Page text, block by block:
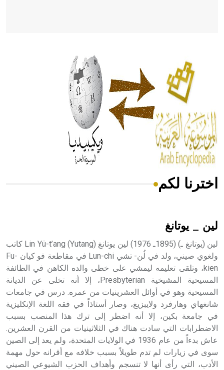
الحكم، الأدلة، تنظيم التغذية، ورسالته في جروح الرأس. ويعود
له الفضل بأنه حرر الطب من الدين والفلسفة.
- هل تعلم أن المرجان إفراز حيواني يتكون في البحر ويتركب
من مادة كربونات الكلسيوم، وهو أحمر أو شديد الحمرة وهو
أجود أنواعه، ويمتاز بكبر الحجم ويسمى الش
هل تعلم أن الأبسيد كلمة فرنسية اللفظ تم اعتمادها مصطلحاً
- هل تعلم أن أبجر Abgar اسم معروف جيداً يعود إلى عدد من
الملوك الذين حكموا مدينة إديسا (الرها) من أبجر الأول وحتى
التاسع، وهم ينتسبون إلى أسرة أوسروين
- هل تعلم أن الأبجدية الكنعانية تتألف من /22/ علامة كتابية
sign تكتب منفصلة غير متصلة، وتعتمد المبدأ الأكوروفوني،
حيث تقتصر القيمة الصوتية للعلامة الك
اخترنا لكم
لين _ يوتانغ
لين (يوتانغ ـ) (1895ـ 1976) لين يوتانغ Lin Yü-t’ang (Yutang) كاتب
ولغوي صيني، ولد في لُن- تشي Lun-chi في مقاطعة فو كيان Fu-
kien، وتلقى تعليمه ليمشي على خطى والده الكاهن في الطائفة
المسيحية المشيخية Presbyterian، إلا أنه تخلى عن الديانة
المسيحية وهو في أوائل العشرينيات من عمره. درس في جامعات
شانغهاي وهارفرد ولايبزيغ، وصار أستاذاً في فقه اللغة الإنكليزية
في جامعة بكين، إلا أنه اضطر إلى ترك هذا المنصب بسبب
الاضطرابات التي سادت هناك في الثلاثينيات من القرن العشرين.
عاش بدءاً من عام 1936 في الولايات المتحدة، ولم يعد إلى الصين
سوى في زيارات لم تدم طويلاً بسبب خلافه مع أقرانه حول مهمة
الأدب، التي رأى أنها لا تنسجم وأهداف الحزب الشيوعي الصيني